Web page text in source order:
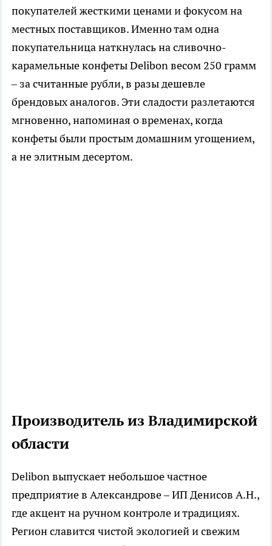
покупателей жесткими ценами и фокусом на
местных поставщиков. Именно там одна
покупательница наткнулась на сливочно-
карамельные конфеты Delibon весом 250 грамм
– за считанные рубли, в разы дешевле
брендовых аналогов. Эти сладости разлетаются
мгновенно, напоминая о временах, когда
конфеты были простым домашним угощением,
а не элитным десертом.
Производитель из Владимирской
области
Delibon выпускает небольшое частное
предприятие в Александрове – ИП Денисов А.Н.,
где акцент на ручном контроле и традициях.
Регион славится чистой экологией и свежим